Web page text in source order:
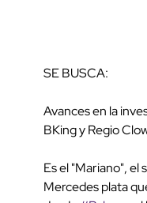
SE BUSCA:
Avances en la
BKing y Regio
Es el "Mariano", el
Mercedes plata